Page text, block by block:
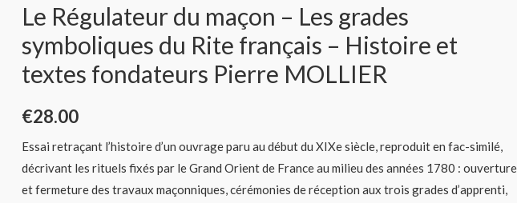
Le Régulateur du maçon – Les grades
symboliques du Rite français – Histoire et
textes fondateurs Pierre MOLLIER
€28.00
Essai retraçant l’histoire d’un ouvrage paru au début du XIXe siècle, reproduit en fac-similé,
décrivant les rituels fixés par le Grand Orient de France au milieu des années 1780 : ouverture
et fermeture des travaux maçonniques, cérémonies de réception aux trois grades d’apprenti,